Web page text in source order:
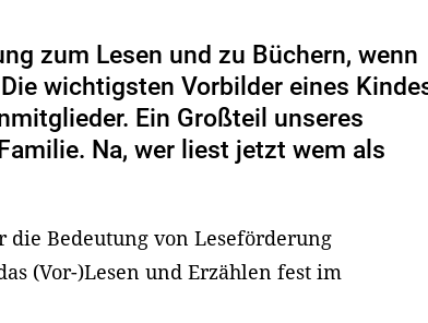
zum Lesen und zu Büchern, wenn
wichtigsten Vorbilder eines
Ein Großteil unseres
Na, wer liest jetzt wem als
Bedeutung von Leseförderung
(Vor-)Lesen und Erzählen fest im